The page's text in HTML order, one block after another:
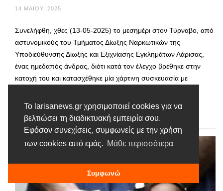
Το larisanews.gr χρησιμοποιεί cookies για να
βελτιώσει τη διαδικτυακή εμπειρία σου.
Εφόσον συνεχίσεις, συμφωνείς με την χρήση
των cookies από εμάς. Μάθε περισσότερα
Συμφωνώ
14 ΜΑΪ́ΟΥ, 2025
Συνελήφθη, χθες (13-05-2025) το μεσημέρι στον Τύρναβο, από
αστυνομικούς του Τμήματος Δίωξης Ναρκωτικών της
Υποδιεύθυνσης Δίωξης και Εξιχνίασης Εγκλημάτων Λάρισας,
ένας ημεδαπός άνδρας, διότι κατά τον έλεγχο βρέθηκε στην
κατοχή του και κατασχέθηκε μία χάρτινη συσκευασία με
Διαβάστε περισσότερα